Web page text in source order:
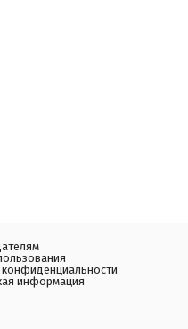
информация